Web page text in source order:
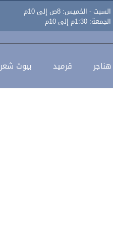
السبت - الخميس: 8ص إلى 10م
الجمعة: 1:30م إلى 10م
هناجر قرميد بيوت شعر